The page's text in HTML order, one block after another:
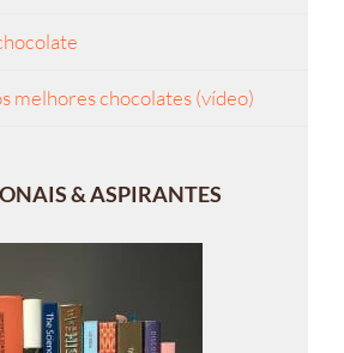
melhores chocolates (vídeo)
& ASPIRANTES